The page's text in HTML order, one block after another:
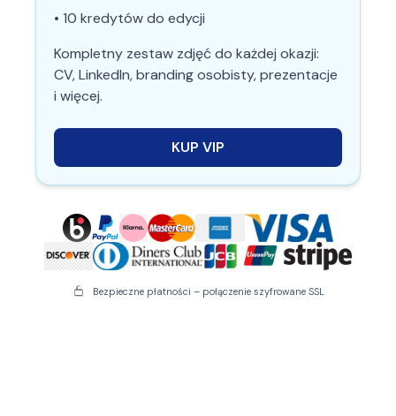
• 10 kredytów do edycji
Kompletny zestaw zdjęć do każdej okazji:
CV, LinkedIn, branding osobisty, prezentacje
i więcej.
KUP VIP
Bezpieczne płatności – połączenie szyfrowane SSL